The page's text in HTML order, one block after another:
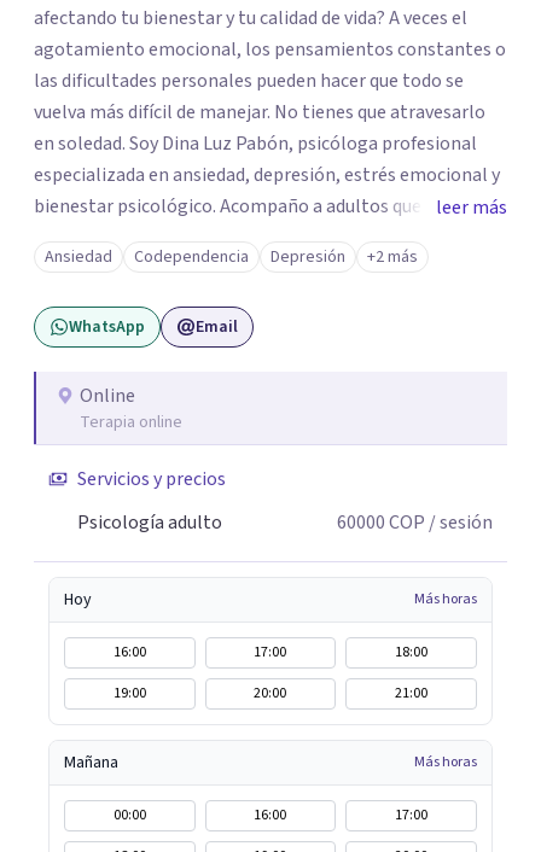
afectando tu bienestar y tu calidad de vida? A veces el
agotamiento emocional, los pensamientos constantes o
las dificultades personales pueden hacer que todo se
vuelva más difícil de manejar. No tienes que atravesarlo
en soledad. Soy Dina Luz Pabón, psicóloga profesional
especializada en ansiedad, depresión, estrés emocional y
bienestar psicológico. Acompaño a adultos que buscan
comprender lo que están viviendo, fortalecer su
autoestima y recuperar el equilibrio emocional a través
de un espacio terapéutico seguro, empático y libre de
juicios. Trabajo desde un enfoque basado en la Psicología
malestar, sino también a potenciar tus recursos
personales, desarrollar resiliencia y generar cambios
leer más
Ansiedad Codependencia Depresión +2 más
WhatsApp Email
Online
Terapia online
Servicios y precios
Psicología adulto
60000COP / sesión
Hoy Más horas
16:00 17:00
18:00
19:00
20:00 21:00
Mañana Más horas
00:00 16:00
17:00